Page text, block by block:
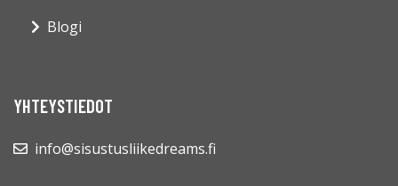
Blogi
YHTEYSTIEDOT
info@sisustusliikedreams.fi